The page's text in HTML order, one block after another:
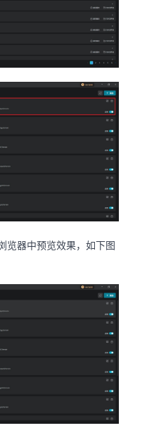
览器中预览效果，如下图